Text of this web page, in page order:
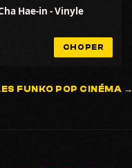
Hae-in - Vinyle
CHOPER
FUNKO POP CINÉMA →